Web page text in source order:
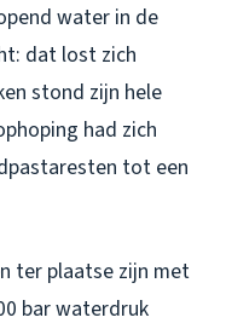
water in de
dat lost zich
stond zijn hele
had zich
tot een
ter plaatse zijn met
bar waterdruk